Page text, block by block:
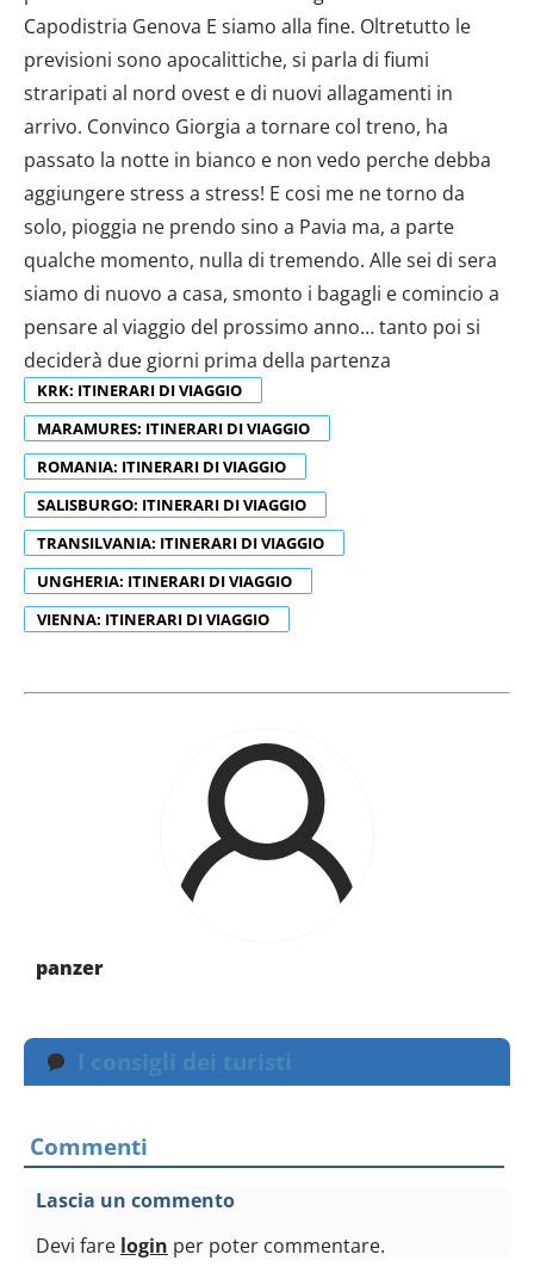
KRK: ITINERARI DI VIAGGIO
MARAMURES: ITINERARI DI VIAGGIO
ROMANIA: ITINERARI DI VIAGGIO
SALISBURGO: ITINERARI DI VIAGGIO
TRANSILVANIA: ITINERARI DI VIAGGIO
UNGHERIA: ITINERARI DI VIAGGIO
VIENNA: ITINERARI DI VIAGGIO
panzer
I consigli dei turisti
Commenti
Lascia un commento
Devi fare login per poter commentare.